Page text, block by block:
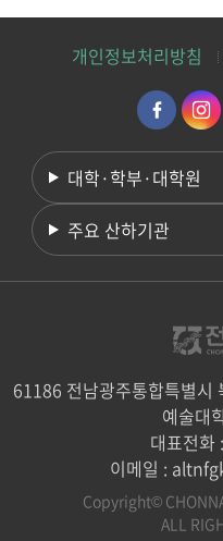
개인정보처리방침
대학·학부·대학원
주요 산하기관
61186 전남광주통합특별시
예술대
대표전
이메일 :
Copyright©
ALL